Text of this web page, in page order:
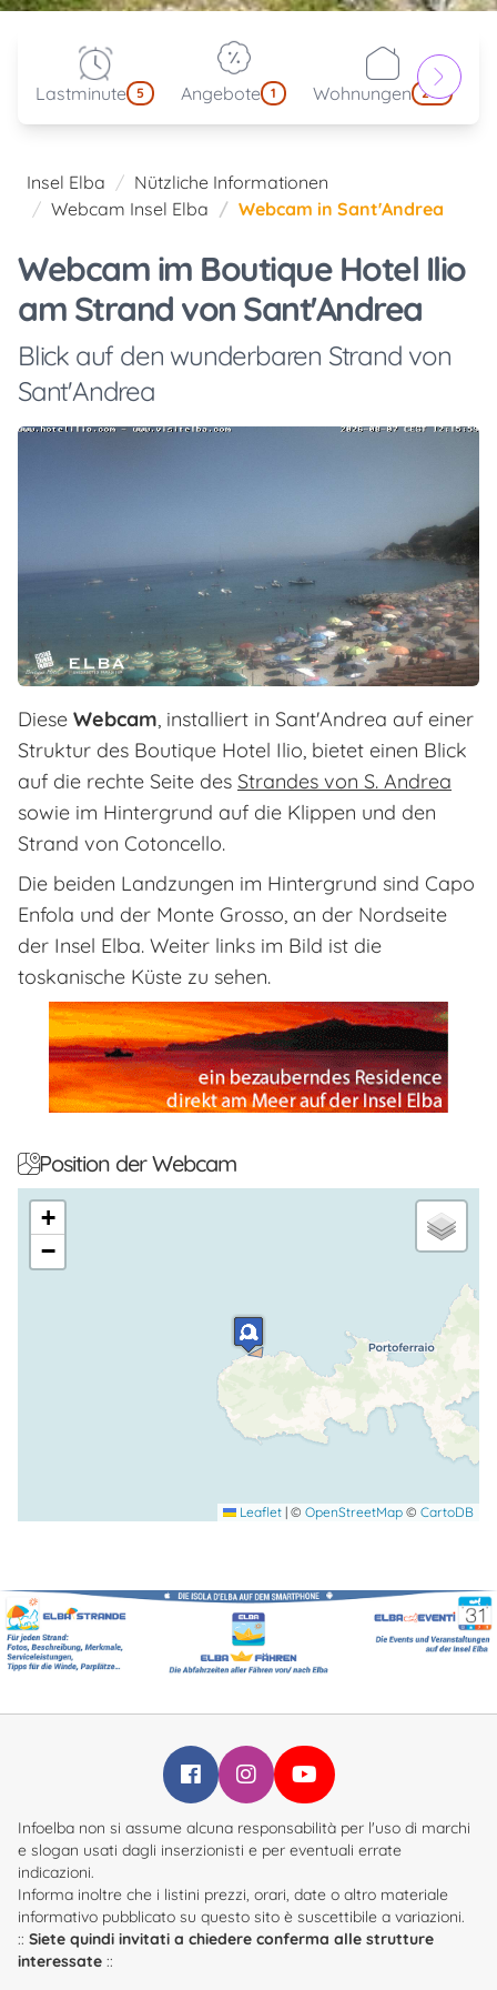
Lastminute 5 Angebote 1 Wohnungen 214
Insel Elba
Nützliche Informationen
Webcam Insel Elba
Webcam in Sant'Andrea
Webcam im Boutique Hotel Ilio
am Strand von Sant'Andrea
Blick auf den wunderbaren Strand von
Sant'Andrea
Diese Webcam, installiert in Sant'Andrea auf einer
Struktur des Boutique Hotel Ilio, bietet einen Blick
auf die rechte Seite des Strandes von S. Andrea
sowie im Hintergrund auf die Klippen und den
Strand von Cotoncello.
Die beiden Landzungen im Hintergrund sind Capo
Enfola und der Monte Grosso, an der Nordseite
der Insel Elba. Weiter links im Bild ist die
toskanische Küste zu sehen.
Position der Webcam
+
−
Leaflet | © OpenStreetMap © CartoDB
Infoelba su Facebook
Infoelba su Instagram
Infoelba su YouTube
Infoelba non si assume alcuna responsabilità per l'uso di marchi
e slogan usati dagli inserzionisti e per eventuali errate
indicazioni.
Informa inoltre che i listini prezzi, orari, date o altro materiale
informativo pubblicato su questo sito è suscettibile a variazioni.
:: Siete quindi invitati a chiedere conferma alle strutture
interessate ::